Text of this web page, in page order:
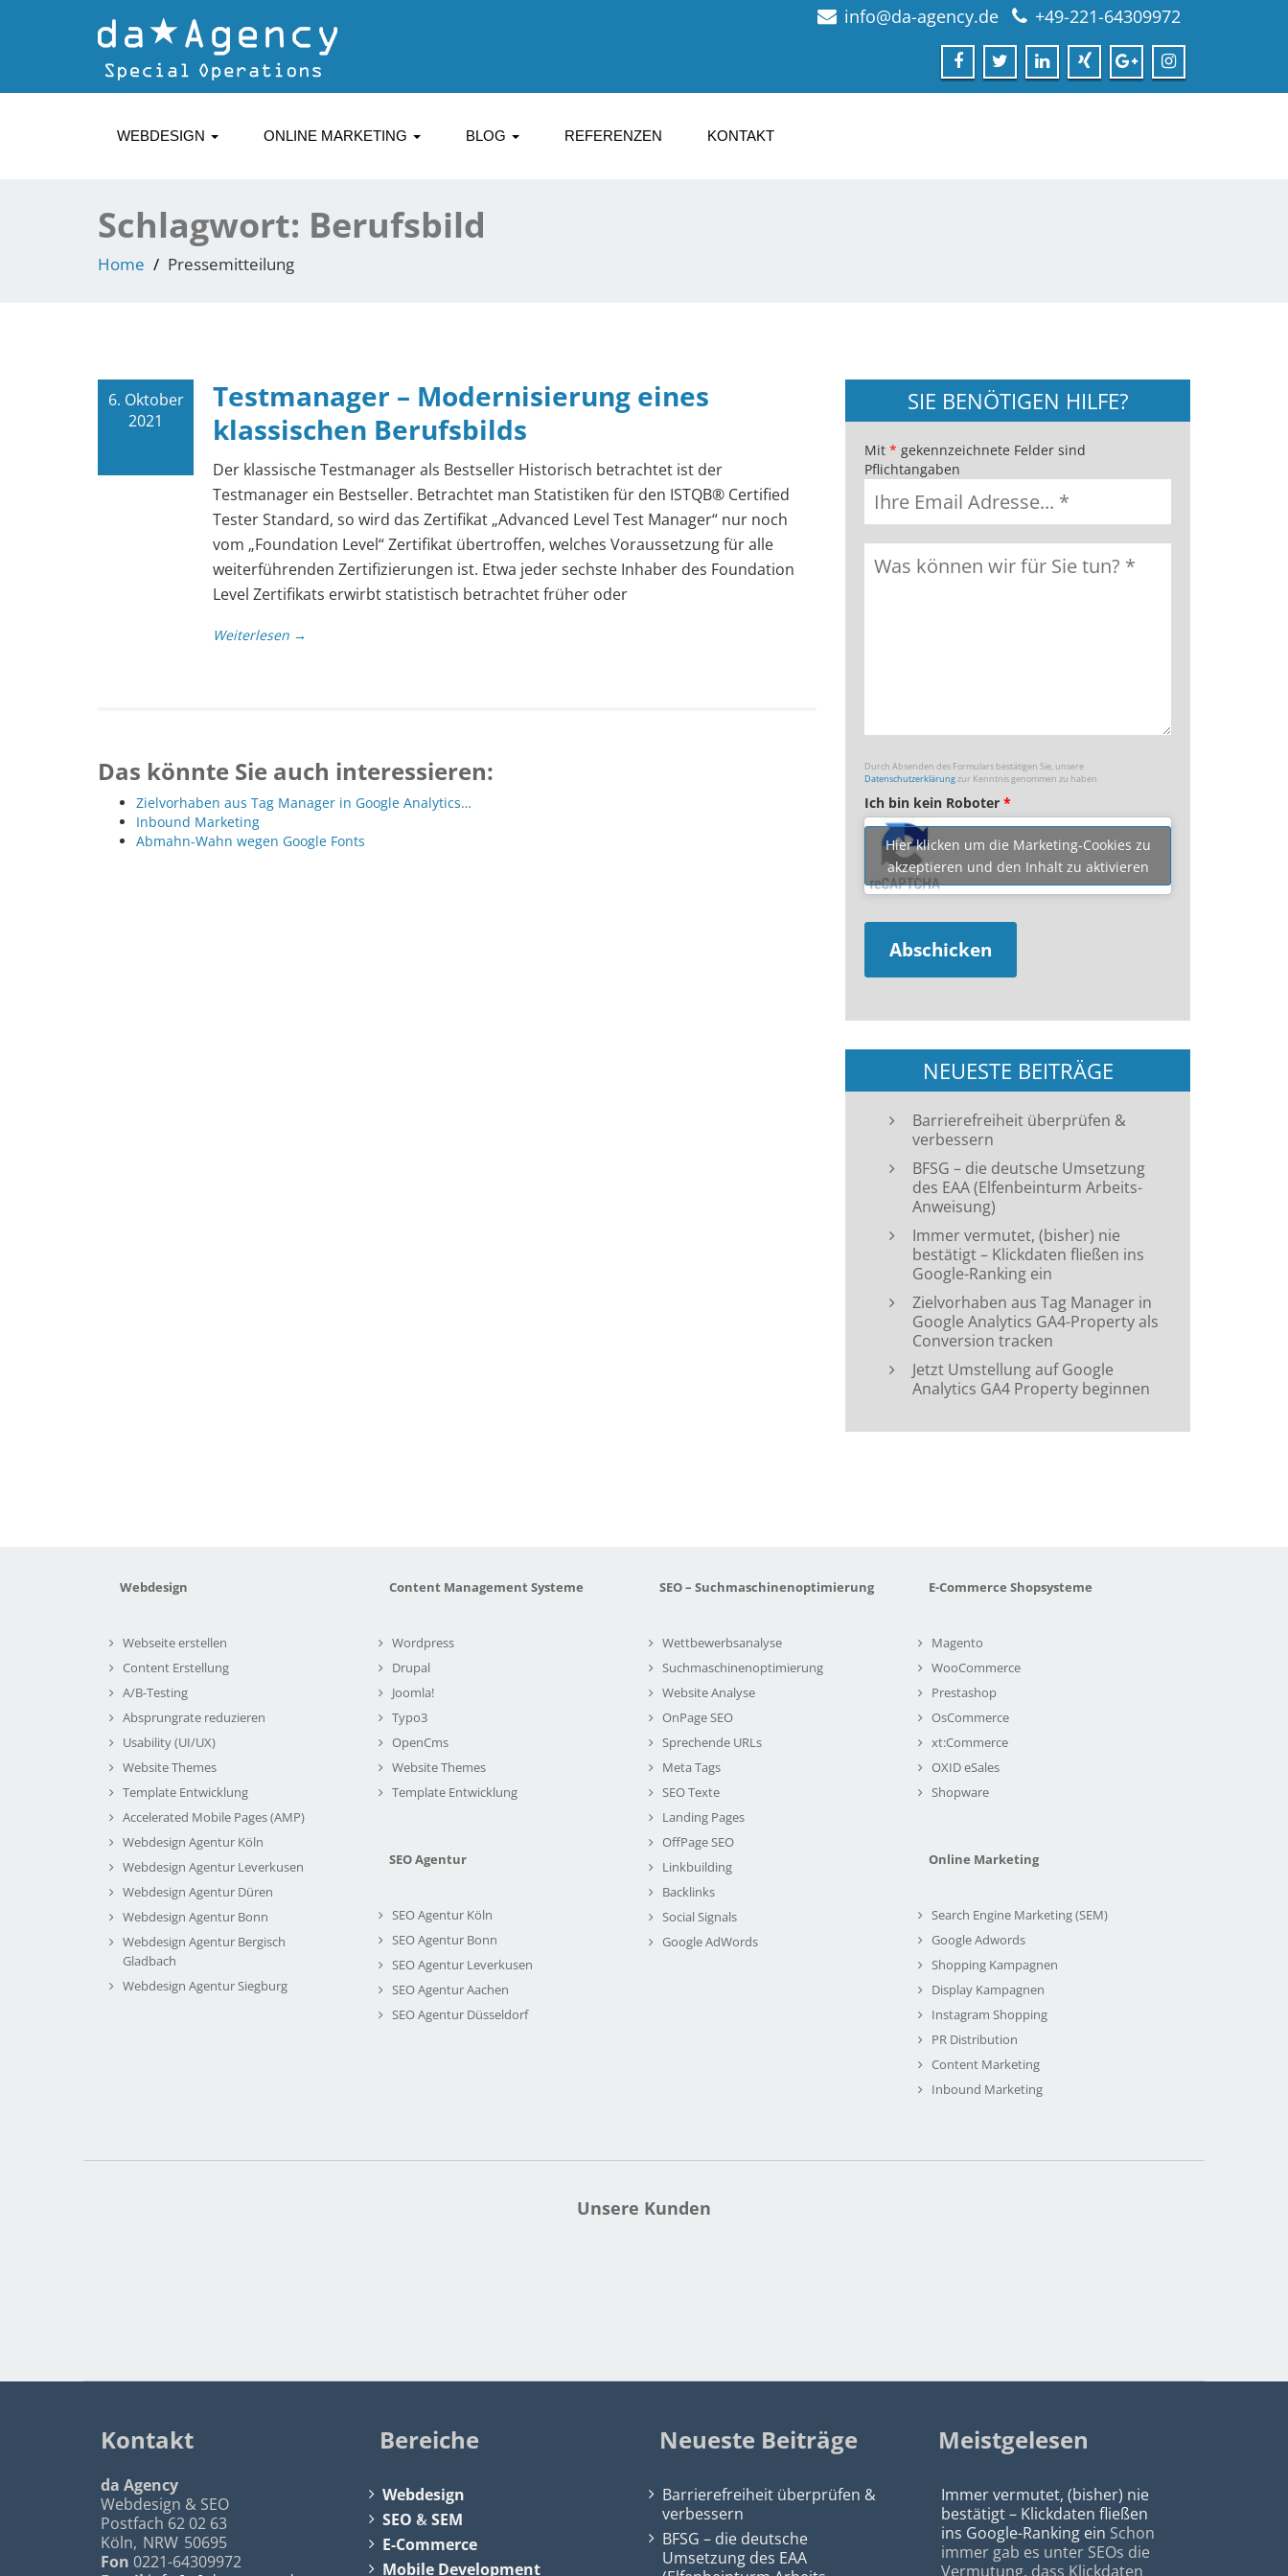
info@da-agency.de +49-221-64309972
WEBDESIGN ONLINE MARKETING BLOG REFERENZEN KONTAKT
Schlagwort: Berufsbild
Home Pressemitteilung
6. Oktober
2021
Testmanager – Modernisierung eines
klassischen Berufsbilds
Der klassische Testmanager als Bestseller Historisch betrachtet ist der
Testmanager ein Bestseller. Betrachtet man Statistiken für den ISTQB® Certified
Tester Standard, so wird das Zertifikat „Advanced Level Test Manager“ nur noch
vom „Foundation Level“ Zertifikat übertroffen, welches Voraussetzung für alle
weiterführenden Zertifizierungen ist. Etwa jeder sechste Inhaber des Foundation
Level Zertifikats erwirbt statistisch betrachtet früher oder
Weiterlesen →
Das könnte Sie auch interessieren:
Zielvorhaben aus Tag Manager in Google Analytics…
Inbound Marketing
Abmahn-Wahn wegen Google Fonts
SIE BENÖTIGEN HILFE?
Mit * gekennzeichnete Felder sind
Pflichtangaben
Durch Absenden des Formulars bestätigen Sie, unsere
Datenschutzerklärungzur Kenntnis genommen zu haben
Ich bin kein Roboter *
Hier klicken um die Marketing-Cookies zu
akzeptieren und den Inhalt zu aktivieren
NEUESTE BEITRÄGE
Barrierefreiheit überprüfen &
verbessern
BFSG – die deutsche Umsetzung
des EAA (Elfenbeinturm Arbeits-
Anweisung)
Immer vermutet, (bisher) nie
bestätigt – Klickdaten fließen ins
Google-Ranking ein
Zielvorhaben aus Tag Manager in
Google Analytics GA4-Property als
Conversion tracken
Jetzt Umstellung auf Google
Analytics GA4 Property beginnen
Webdesign
Webseite erstellen
Content Erstellung
A/B-Testing
Absprungrate reduzieren
Usability (UI/UX)
Website Themes
Template Entwicklung
Accelerated Mobile Pages (AMP)
Webdesign Agentur Köln
Webdesign Agentur Leverkusen
Webdesign Agentur Düren
Webdesign Agentur Bonn
Webdesign Agentur Bergisch
Gladbach
Webdesign Agentur Siegburg
Content Management Systeme
Wordpress
Drupal
Joomla!
Typo3
OpenCms
Website Themes
Template Entwicklung
SEO Agentur
SEO Agentur Köln
SEO Agentur Bonn
SEO Agentur Leverkusen
SEO Agentur Aachen
SEO Agentur Düsseldorf
SEO – Suchmaschinenoptimierung
Wettbewerbsanalyse
Suchmaschinenoptimierung
Website Analyse
OnPage SEO
Sprechende URLs
Meta Tags
SEO Texte
Landing Pages
OffPage SEO
Linkbuilding
Backlinks
Social Signals
Google AdWords
E-Commerce Shopsysteme
Magento
WooCommerce
Prestashop
OsCommerce
xt:Commerce
OXID eSales
Shopware
Online Marketing
Search Engine Marketing (SEM)
Google Adwords
Shopping Kampagnen
Display Kampagnen
Instagram Shopping
PR Distribution
Content Marketing
Inbound Marketing
Unsere Kunden
Kontakt
da Agency
Webdesign & SEO
Postfach 62 02 63
Köln, NRW 50695
Fon 0221-64309972
Bereiche
Webdesign
SEO &SEM
E-Commerce
Mobile Development
Neueste Beiträge
Barrierefreiheit überprüfen &
verbessern
BFSG – die deutsche
Umsetzung des EAA
Meistgelesen
Immer vermutet, (bisher) nie
bestätigt – Klickdaten fließen
ins Google-Ranking ein Schon
immer gab es unter SEOs die
Vermutung, dass Klickdaten